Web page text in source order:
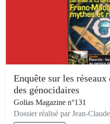
Enquête sur les
des génocidaires
Golias Magazine n°131
Dossier réalisé par Jean-